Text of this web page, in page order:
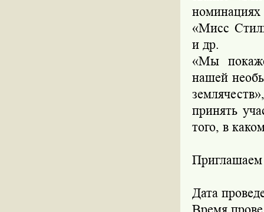
«Мисс
и др.
«Мы
нашей
принять
того, в
Приглашаем
Дата